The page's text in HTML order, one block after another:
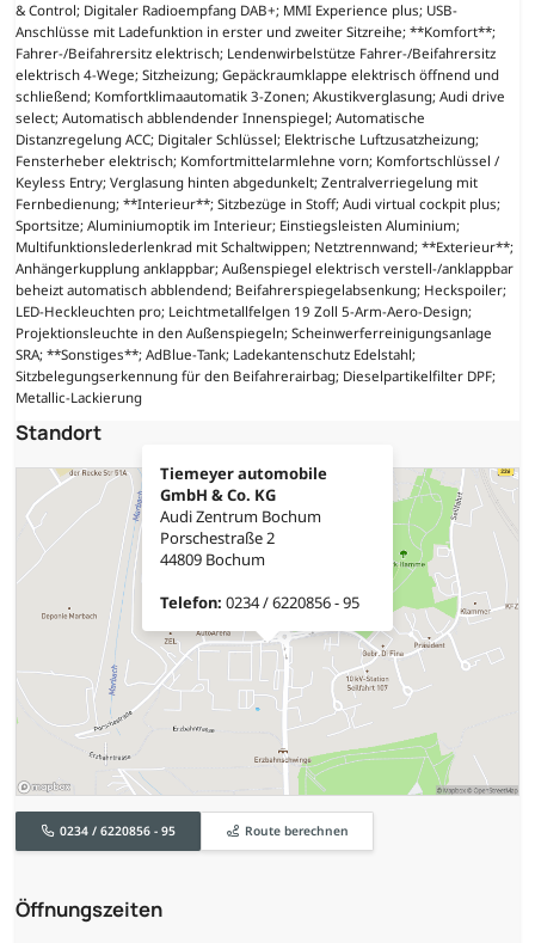
& Control; Digitaler Radioempfang DAB+; MMI Experience plus; USB-
Anschlüsse mit Ladefunktion in erster und zweiter Sitzreihe; **Komfort**;
Fahrer-/Beifahrersitz elektrisch; Lendenwirbelstütze Fahrer-/Beifahrersitz
elektrisch 4-Wege; Sitzheizung; Gepäckraumklappe elektrisch öffnend und
schließend; Komfortklimaautomatik 3-Zonen; Akustikverglasung; Audi drive
select; Automatisch abblendender Innenspiegel; Automatische
Distanzregelung ACC; Digitaler Schlüssel; Elektrische Luftzusatzheizung;
Fensterheber elektrisch; Komfortmittelarmlehne vorn; Komfortschlüssel /
Keyless Entry; Verglasung hinten abgedunkelt; Zentralverriegelung mit
Fernbedienung; **Interieur**; Sitzbezüge in Stoff; Audi virtual cockpit plus;
Sportsitze; Aluminiumoptik im Interieur; Einstiegsleisten Aluminium;
Multifunktionslederlenkrad mit Schaltwippen; Netztrennwand; **Exterieur**;
Anhängerkupplung anklappbar; Außenspiegel elektrisch verstell-/anklappbar
beheizt automatisch abblendend; Beifahrerspiegelabsenkung; Heckspoiler;
LED-Heckleuchten pro; Leichtmetallfelgen 19 Zoll 5-Arm-Aero-Design;
Projektionsleuchte in den Außenspiegeln; Scheinwerferreinigungsanlage
SRA; **Sonstiges**; AdBlue-Tank; Ladekantenschutz Edelstahl;
Sitzbelegungserkennung für den Beifahrerairbag; Dieselpartikelfilter DPF;
Metallic-Lackierung
Standort
Tiemeyer automobile
GmbH & Co. KG
Audi Zentrum Bochum
Porschestraße 2
44809 Bochum
Telefon: 0234 / 6220856 - 95
0234 / 6220856 - 95 Route berechnen
Öffnungszeiten